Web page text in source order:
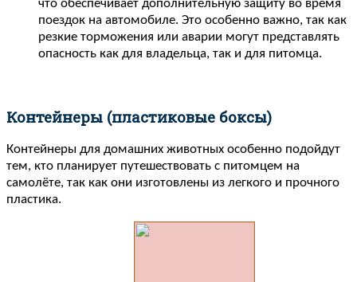
что обеспечивает дополнительную защиту во время
поездок на автомобиле. Это особенно важно, так как
резкие торможения или аварии могут представлять
опасность как для владельца, так и для питомца.
Контейнеры (пластиковые боксы)
Контейнеры для домашних животных особенно подойдут
тем, кто планирует путешествовать с питомцем на
самолёте, так как они изготовлены из легкого и прочного
пластика.